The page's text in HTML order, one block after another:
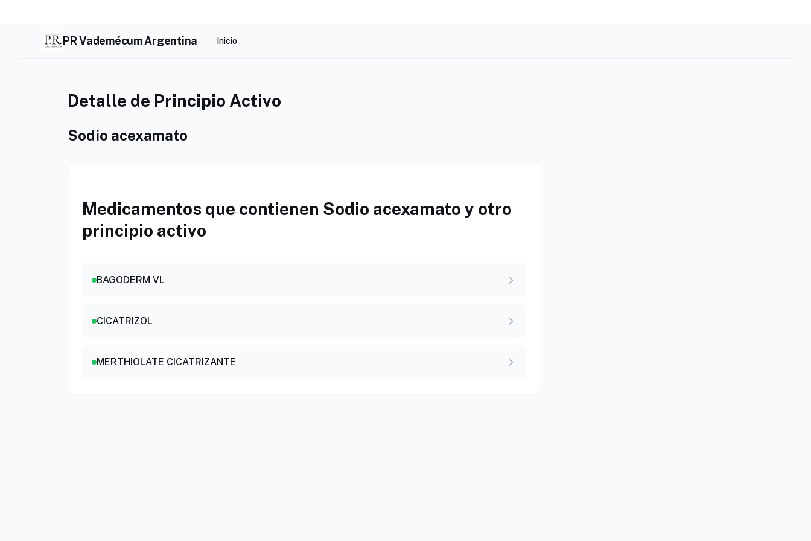
PR Vademécum Argentina Inicio
Detalle de Principio Activo
Sodio acexamato
Medicamentos que contienen Sodio acexamato y otro
principio activo
BAGODERM VL
CICATRIZOL
MERTHIOLATE CICATRIZANTE